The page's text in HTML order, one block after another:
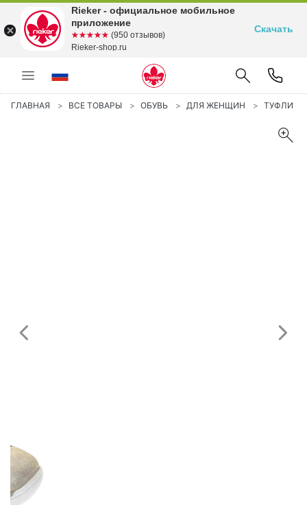
ГЛАВНАЯ ВСЕ ТОВАРЫ ОБУВЬ ДЛЯ ЖЕНЩИН ТУФЛИ
Предыдущий
Rieker - официальное мобильное
приложение
☆☆☆☆☆
★★★★★ (950 отзывов)
Rieker-shop.ru
Скачать